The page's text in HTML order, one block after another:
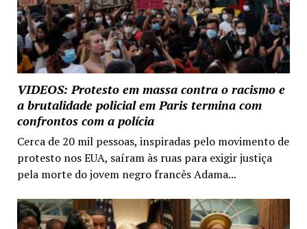
VIDEOS: Protesto em massa contra o racismo e
a brutalidade policial em Paris termina com
confrontos com a polícia
Cerca de 20 mil pessoas, inspiradas pelo movimento de
protesto nos EUA, saíram às ruas para exigir justiça
pela morte do jovem negro francês Adama...